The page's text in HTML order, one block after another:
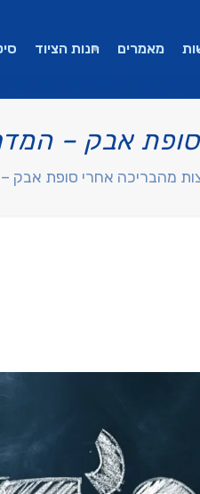
מאמרים חנות הציוד
סופת אבק –
מהבריכה אחרי סופת אבק